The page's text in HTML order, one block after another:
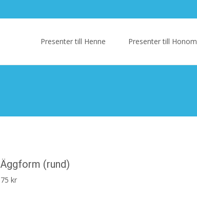
Presenter till Henne Presenter till Honom
Äggform (rund)
75kr